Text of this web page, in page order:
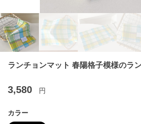
ランチョンマット 春陽格子模様のラ
3,580 円
カラー